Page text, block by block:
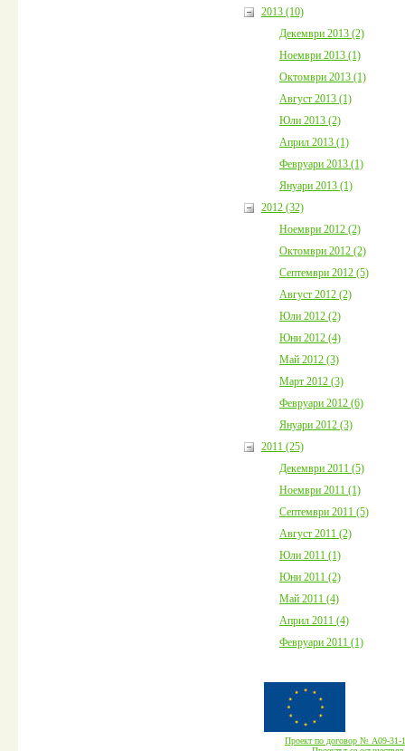
2013 (10)
Декември 2013 (2)
Ноември 2013 (1)
Октомври 2013 (1)
Август 2013 (1)
Юли 2013 (2)
Април 2013 (1)
Февруари 2013 (1)
Януари 2013 (1)
2012 (32)
Ноември 2012 (2)
Октомври 2012 (2)
Септември 2012 (5)
Август 2012 (2)
Юли 2012 (2)
Юни 2012 (4)
Май 2012 (3)
Март 2012 (3)
Февруари 2012 (6)
Януари 2012 (3)
2011 (25)
Декември 2011 (5)
Ноември 2011 (1)
Септември 2011 (5)
Август 2011 (2)
Юли 2011 (1)
Юни 2011 (2)
Май 2011 (4)
Април 2011 (4)
Февруари 2011 (1)
Проект по договор № А09-